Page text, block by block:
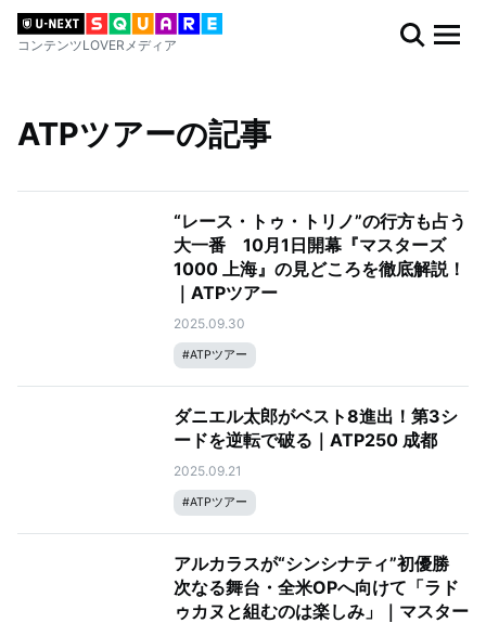
コンテンツLOVERメディア
ATPツアーの記事
“レース・トゥ・トリノ”の行方も占う
大一番 10月1日開幕『マスターズ
1000 上海』の見どころを徹底解説！
｜ATPツアー
2025.09.30
#ATPツアー
ダニエル太郎がベスト8進出！第3シ
ードを逆転で破る｜ATP250 成都
2025.09.21
#ATPツアー
アルカラスが“シンシナティ”初優勝
次なる舞台・全米OPへ向けて「ラド
ゥカヌと組むのは楽しみ」｜マスター